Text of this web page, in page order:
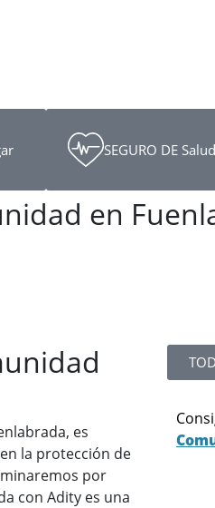
SEGURO DE Salud
en
es
la protección de
por
con Adity es una